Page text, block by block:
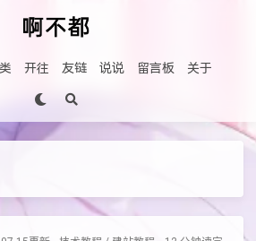
开往 友链 说说 留言板 关于